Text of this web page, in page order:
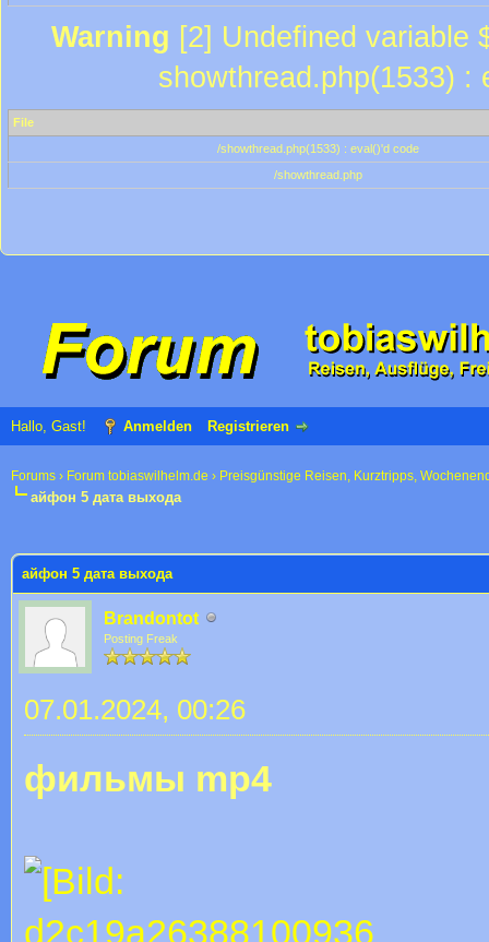
Warning [2] Undefined variable
showthread.php(1533) :
File
/showthread.php(1533) : eval()'d code
/showthread.php
Hallo, Gast! Anmelden Registrieren
Forums › Forum tobiaswilhelm.de › Preisgünstige Reisen, Kurztripps,
айфон 5 дата выхода
айфон 5 дата выхода
Brandontot
Posting Freak
07.01.2024, 00:26
фильмы mp4